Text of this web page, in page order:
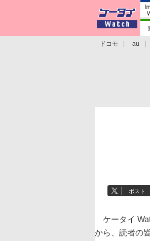
ドコモ au
ポスト
ケータイ
から、読者の